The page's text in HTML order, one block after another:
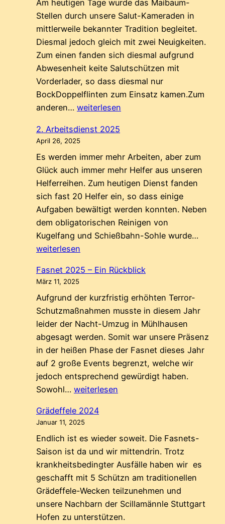
Am heutigen Tage wurde das Maibaum-
Stellen durch unsere Salut-Kameraden in
mittlerweile bekannter Tradition begleitet.
Diesmal jedoch gleich mit zwei Neuigkeiten.
Zum einen fanden sich diesmal aufgrund
Abwesenheit keite Salutschützen mit
Vorderlader, so dass diesmal nur
BockDoppelflinten zum Einsatz kamen.Zum
anderen… Maibaum-
2025
weiterlesen
2. Arbeitsdienst 2025
April 26, 2025
Es werden immer mehr Arbeiten, aber zum
Glück auch immer mehr Helfer aus unseren
Helferreihen. Zum heutigen Dienst fanden
sich fast 20 Helfer ein, so dass einige
Aufgaben bewältigt werden konnten. Neben
dem obligatorischen Reinigen von
Kugelfang und Schießbahn-Sohle wurde…
weiterlesen
Fasnet 2025 – Ein Rückblick
März 11, 2025
Aufgrund der kurzfristig erhöhten Terror-
Schutzmaßnahmen musste in diesem Jahr
leider der Nacht-Umzug in Mühlhausen
abgesagt werden. Somit war unsere Präsenz
in der heißen Phase der Fasnet dieses Jahr
auf 2 große Events begrenzt, welche wir
jedoch entsprechend gewürdigt haben.
Sowohl… Fasnet
–
Rückblick
weiterlesen
Grädeffele 2024
Januar 11, 2025
Endlich ist es wieder soweit. Die Fasnets-
Saison ist da und wir mittendrin. Trotz
krankheitsbedingter Ausfälle haben wir es
geschafft mit 5 Schützn am traditionellen
Grädeffele-Wecken teilzunehmen und
unsere Nachbarn der Scillamännle Stuttgart
Hofen zu unterstützen.